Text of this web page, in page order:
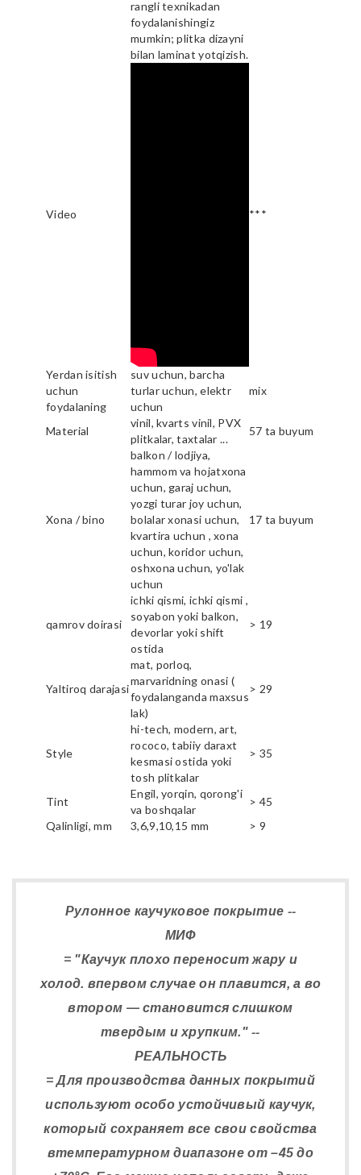
rangli texnikadan
foydalanishingiz
mumkin; plitka dizayni
bilan laminat yotqizish.
Video ***
Yerdan isitish
uchun
foydalaning
suv uchun, barcha
turlar uchun, elektr
uchun
mix
Material
vinil, kvarts vinil, PVX
plitkalar, taxtalar ...
57 ta buyum
Xona / bino
balkon / lodjiya,
hammom va hojatxona
uchun, garaj uchun,
yozgi turar joy uchun,
bolalar xonasi uchun,
kvartira uchun , xona
uchun, koridor uchun,
oshxona uchun, yo'lak
uchun
17 ta buyum
qamrov doirasi
ichki qismi, ichki qismi ,
soyabon yoki balkon,
devorlar yoki shift
ostida
> 19
Yaltiroq darajasi
mat, porloq,
marvaridning onasi (
foydalanganda maxsus
lak)
> 29
Style
hi-tech, modern, art,
rococo, tabiiy daraxt
kesmasi ostida yoki
tosh plitkalar
> 35
Tint
Engil, yorqin, qorong'i
va boshqalar
> 45
Qalinligi, mm
3,6,9,10,15 mm > 9
Рулонное каучуковое покрытие --
МИФ
= "Каучук плохо переносит жару и
холод. впервом случае он плавится, а во
втором — становится слишком
твердым и хрупким." --
РЕАЛЬНОСТЬ
= Для производства данных покрытий
используют особо устойчивый каучук,
который сохраняет все свои свойства
втемпературном диапазоне от –45 до